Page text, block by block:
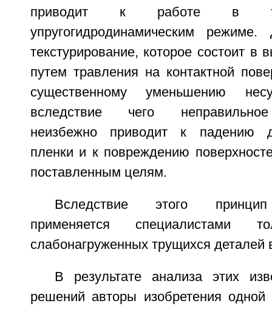
приводит к работе в
упругогидродинамическим режиме.
текстурирование, которое состоит в
путем травления на контактной
существенному уменьшению
вследствие чего неправильное
неизбежно приводит к падению
пленки и к повреждению
поставленным целям.
Вследствие этого принцип
применяется специалистами
слабонагруженных трущихся деталей
В результате анализа этих
решений авторы изобретения одной